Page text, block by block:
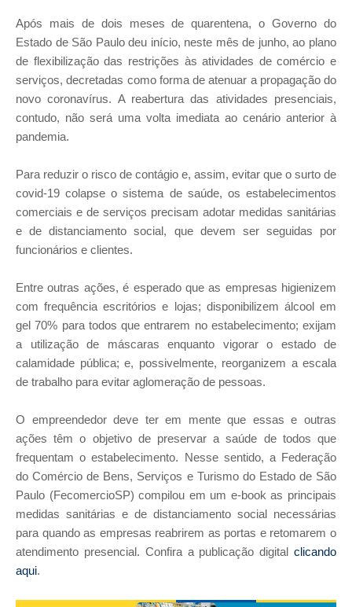
Após mais de dois meses de quarentena, o Governo do
Estado de São Paulo deu início, neste mês de junho, ao plano
de flexibilização das restrições às atividades de comércio e
serviços, decretadas como forma de atenuar a propagação do
novo coronavírus. A reabertura das atividades presenciais,
contudo, não será uma volta imediata ao cenário anterior à
pandemia.
Para reduzir o risco de contágio e, assim, evitar que o surto de
covid-19 colapse o sistema de saúde, os estabelecimentos
comerciais e de serviços precisam adotar medidas sanitárias
e de distanciamento social, que devem ser seguidas por
funcionários e clientes.
Entre outras ações, é esperado que as empresas higienizem
com frequência escritórios e lojas; disponibilizem álcool em
gel 70% para todos que entrarem no estabelecimento; exijam
a utilização de máscaras enquanto vigorar o estado de
calamidade pública; e, possivelmente, reorganizem a escala
de trabalho para evitar aglomeração de pessoas.
O empreendedor deve ter em mente que essas e outras
ações têm o objetivo de preservar a saúde de todos que
frequentam o estabelecimento. Nesse sentido, a Federação
do Comércio de Bens, Serviços e Turismo do Estado de São
Paulo (FecomercioSP) compilou em um e-book as principais
medidas sanitárias e de distanciamento social necessárias
para quando as empresas reabrirem as portas e retomarem o
atendimento presencial. Confira a publicação digital clicando
aqui.